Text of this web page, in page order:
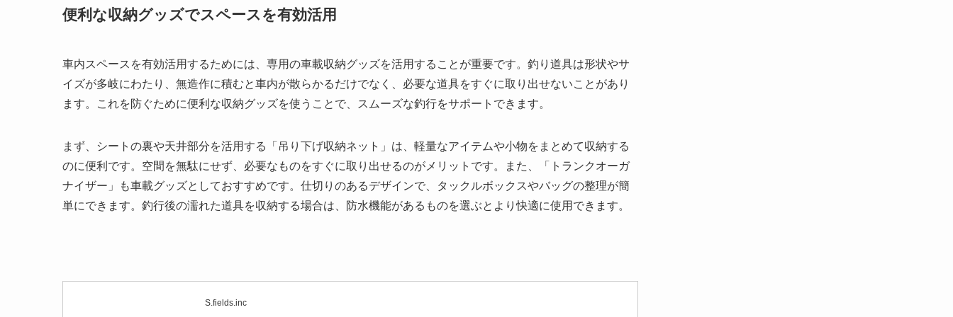
便利な収納グッズでスペースを有効活用
車内スペースを有効活用するためには、専用の車載収納グッズを活用することが重要です。釣り道具は形状やサ
イズが多岐にわたり、無造作に積むと車内が散らかるだけでなく、必要な道具をすぐに取り出せないことがあり
ます。これを防ぐために便利な収納グッズを使うことで、スムーズな釣行をサポートできます。
まず、シートの裏や天井部分を活用する「吊り下げ収納ネット」は、軽量なアイテムや小物をまとめて収納する
のに便利です。空間を無駄にせず、必要なものをすぐに取り出せるのがメリットです。また、「トランクオーガ
ナイザー」も車載グッズとしておすすめです。仕切りのあるデザインで、タックルボックスやバッグの整理が簡
単にできます。釣行後の濡れた道具を収納する場合は、防水機能があるものを選ぶとより快適に使用できます。
S.fields.inc